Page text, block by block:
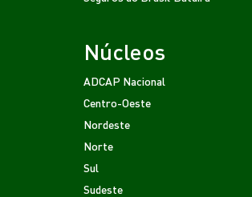
Núcleos
ADCAP Nacional
Centro-Oeste
Nordeste
Norte
Sul
Sudeste